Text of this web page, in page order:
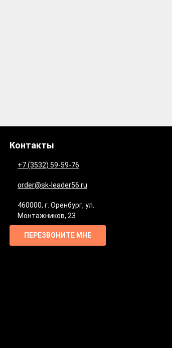
Контакты
+7 (3532) 59-59-76
order@sk-leader56.ru
460000, г. Оренбург, ул.
Монтажников, 23
ПЕРЕЗВОНИТЕ МНЕ